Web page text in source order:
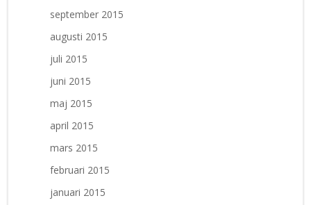
september 2015
augusti 2015
juli 2015
juni 2015
maj 2015
april 2015
mars 2015
februari 2015
januari 2015